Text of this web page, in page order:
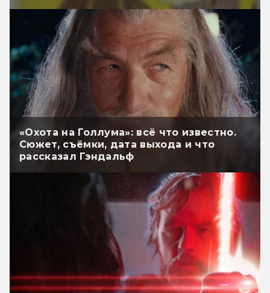
«Охота на Голлума»: всё что известно.
Сюжет, съёмки, дата выхода и что
рассказал Гэндальф